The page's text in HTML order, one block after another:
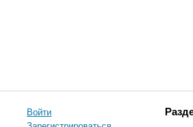
Войти